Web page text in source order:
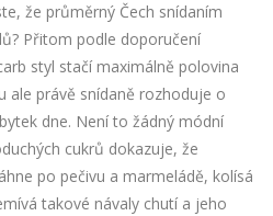
že průměrný Čech snídaním
Přitom podle doporučení
styl stačí maximálně polovina
ale právě snídaně rozhoduje o
dne. Není to žádný módní
cukrů dokazuje, že
po pečivu a marmeládě, kolísá
takové návaly chutí a jeho